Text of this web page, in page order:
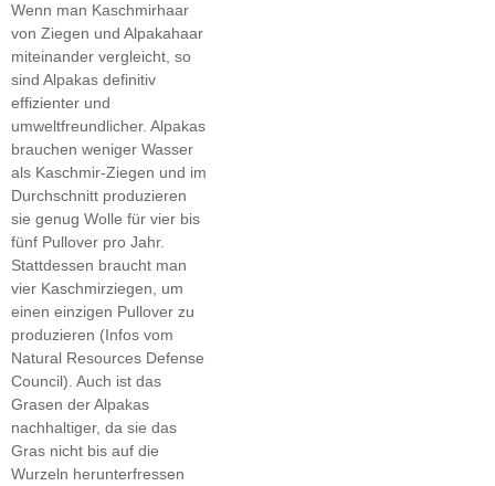
Wenn man Kaschmirhaar
von Ziegen und Alpakahaar
miteinander vergleicht, so
sind Alpakas definitiv
effizienter und
umweltfreundlicher. Alpakas
brauchen weniger Wasser
als Kaschmir-Ziegen und im
Durchschnitt produzieren
sie genug Wolle für vier bis
fünf Pullover pro Jahr.
Stattdessen braucht man
vier Kaschmirziegen, um
einen einzigen Pullover zu
produzieren (Infos vom
Natural Resources Defense
Council). Auch ist das
Grasen der Alpakas
nachhaltiger, da sie das
Gras nicht bis auf die
Wurzeln herunterfressen